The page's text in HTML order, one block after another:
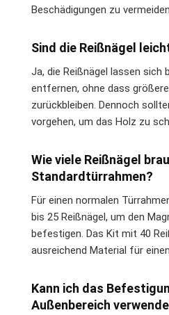
Beschädigungen zu
Sind die Reißnägel
Ja, die Reißnägel lassen sich
entfernen, ohne dass
zurückbleiben. Dennoch
vorgehen, um das Holz zu
Wie viele Reißnägel
Standardtürrahmen?
Für einen normalen
bis 25 Reißnägel, um den
befestigen. Das Kit mit 40
ausreichend Material für
Kann ich das
Außenbereich